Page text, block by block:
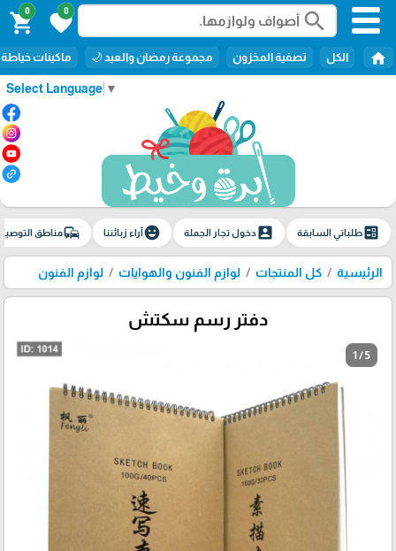
Select Language ▼
search
0
favorite
0
shopping_cart
home الكل تصفية المخزون مجموعة رمضان والعيد 🌙 ماكينات خياطة
ballotطلباتي السابقة account_boxدخول تجار الجملة emoji_emotionsآراء زبائننا commuteمناطق
الرئيسية كل المنتجات لوازم الفنون والهوايات لوازم الفنون
دفتر رسم سكتش
1 / 5